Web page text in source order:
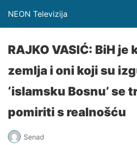
NEON Televizija
RAJKO VASIĆ: BiH je
zemlja i oni koji su
‘islamsku Bosnu’ se
pomiriti s realnošću
Senad